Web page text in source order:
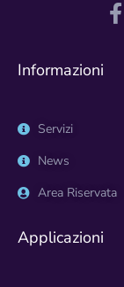
Informazioni
Servizi
News
Area Riservata
Applicazioni